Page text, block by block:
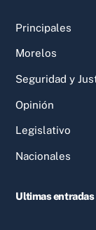
Principales
Morelos
Seguridad y
Opinión
Legislativo
Nacionales
Ultimas entradas